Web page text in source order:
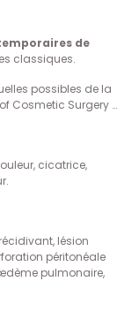
de
classiques.
possibles de la
Cosmetic Surgery …
cicatrice,
lésion
péritonéale
pulmonaire,